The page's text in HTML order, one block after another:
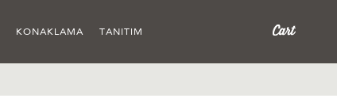
KONAKLAMA TANITIM